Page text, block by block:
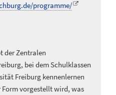
programme/
der Zentralen
bei dem Schulklassen
Freiburg kennenlernen
vorgestellt wird, was